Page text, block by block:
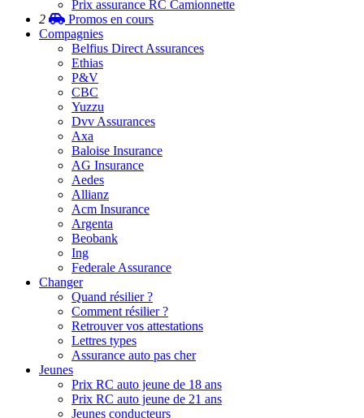
Prix assurance RC Camionnette
2
Promos en cours
Compagnies
Belfius Direct Assurances
Ethias
P&V
CBC
Yuzzu
Dvv Assurances
Axa
Baloise Insurance
AG Insurance
Aedes
Allianz
Acm Insurance
Argenta
Beobank
Ing
Federale Assurance
Changer
Quand résilier ?
Comment résilier ?
Retrouver vos attestations
Lettres types
Assurance auto pas cher
Jeunes
Prix RC auto jeune de 18 ans
Prix RC auto jeune de 21 ans
Jeunes conducteurs